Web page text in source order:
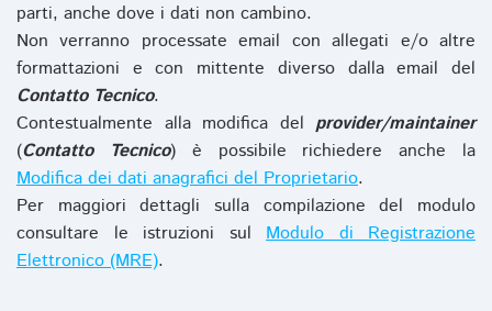
parti, anche dove i dati non cambino.
Non verranno processate email con allegati e/o altre
formattazioni e con mittente diverso dalla email del
Contatto Tecnico.
Contestualmente alla modifica del provider/maintainer
(Contatto Tecnico) è possibile richiedere anche la
Modifica dei dati anagrafici del Proprietario.
Per maggiori dettagli sulla compilazione del modulo
consultare le istruzioni sul Modulo di Registrazione
Elettronico (MRE).